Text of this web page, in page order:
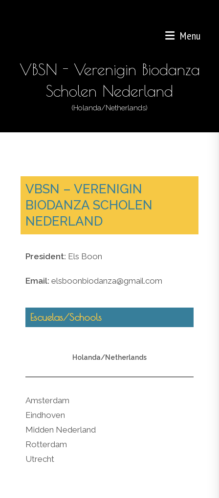
Menu
VBSN - Verenigin Biodanza
Scholen Nederland
(Holanda/Netherlands)
VBSN – VERENIGIN
BIODANZA SCHOLEN
NEDERLAND
President: Els Boon
Email: elsboonbiodanza@gmail.com
Escuelas/Schools
Holanda/Netherlands
Amsterdam
Eindhoven
Midden Nederland
Rotterdam
Utrecht